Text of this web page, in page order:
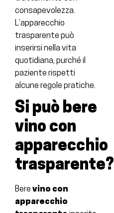
consapevolezza.
L’apparecchio
trasparente può
inserirsi nella vita
quotidiana, purché il
paziente rispetti
alcune regole pratiche.
Si può bere
vino con
apparecchio
trasparente?
Bere vino con
apparecchio